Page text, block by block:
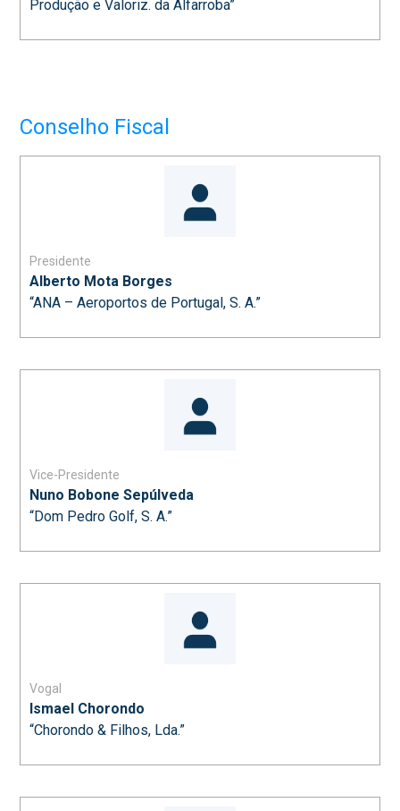
Produção e Valoriz. da Alfarroba”
Conselho Fiscal
Presidente
Alberto Mota Borges
“ANA – Aeroportos de Portugal, S. A.”
Vice-Presidente
Nuno Bobone Sepúlveda
“Dom Pedro Golf, S. A.”
Vogal
Ismael Chorondo
“Chorondo & Filhos, Lda.”